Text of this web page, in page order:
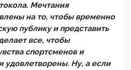
Мечтания
на то, чтобы временно
публику и представить
все, чтобы
спортсменов и
удовлетворены. Ну, а если